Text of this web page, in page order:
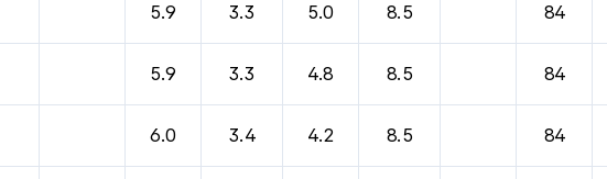
5.9 3.3 5.0 8.5 84
5.9 3.3 4.8 8.5 84
6.0 3.4 4.2 8.5 84